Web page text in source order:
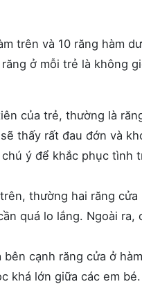
trên và 10 răng hàm
ở mỗi trẻ là không
của trẻ, thường là
thấy rất đau đớn và
ý để khắc phục tình
thường hai răng cửa
quá lo lắng. Ngoài ra,
cạnh răng cửa ở
khá lớn giữa các em bé.